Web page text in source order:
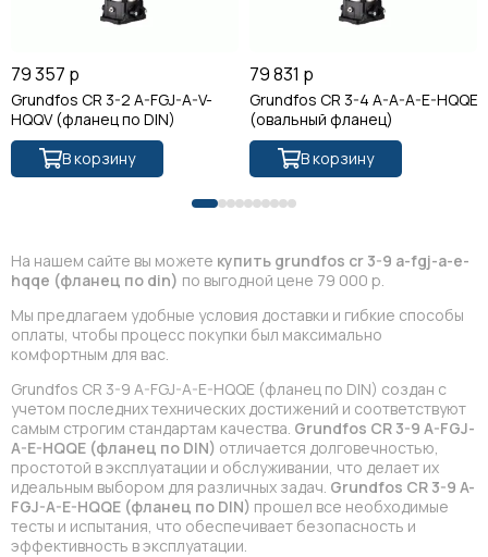
79 357 р
Grundfos CR 3-2 A-FGJ-A-V-
HQQV (фланец по DIN)
В корзину
79 831 р
Grundfos CR 3-4 A-A-A-E-HQQE
(овальный фланец)
В корзину
На нашем сайте вы можете купить grundfos cr 3-9 a-fgj-a-e-
hqqe (фланец по din) по выгодной цене 79 000 р.
Мы предлагаем удобные условия доставки и гибкие способы
оплаты, чтобы процесс покупки был максимально
комфортным для вас.
Grundfos CR 3-9 A-FGJ-A-E-HQQE (фланец по DIN) создан с
учетом последних технических достижений и соответствуют
самым строгим стандартам качества. Grundfos CR 3-9 A-FGJ-
A-E-HQQE (фланец по DIN) отличается долговечностью,
простотой в эксплуатации и обслуживании, что делает их
идеальным выбором для различных задач. Grundfos CR 3-9 A-
FGJ-A-E-HQQE (фланец по DIN) прошел все необходимые
тесты и испытания, что обеспечивает безопасность и
эффективность в эксплуатации.